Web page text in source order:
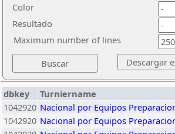
Color
Resultado
Maximum number of lines
dbkey
Turniername
1042920 Nacional por Equipos
1042920 Nacional por Equipos